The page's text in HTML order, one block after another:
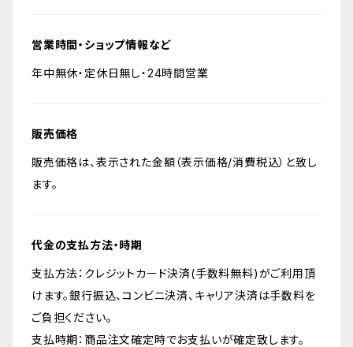
営業時間・ショップ情報など
年中無休・定休日無し・24時間営業
販売価格
販売価格は、表示された金額（表示価格/消費税込）と致し
ます。
代金の支払方法・時期
支払方法：クレジットカード決済(手数料無料)がご利用頂
けます。銀行振込、コンビニ決済、キャリア決済は手数料を
ご負担ください。
支払時期：商品注文確定時でお支払いが確定致します。